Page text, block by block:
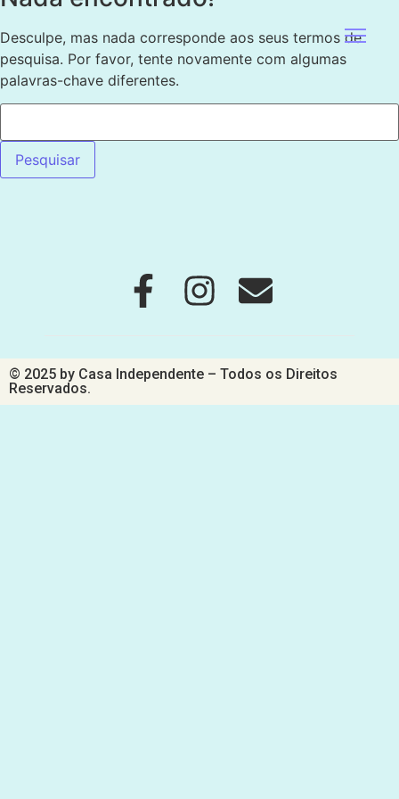
Desculpe, mas nada corresponde aos seus termos de
pesquisa. Por favor, tente novamente com algumas
palavras-chave diferentes.
© 2025 by Casa Independente – Todos os Direitos
Reservados.